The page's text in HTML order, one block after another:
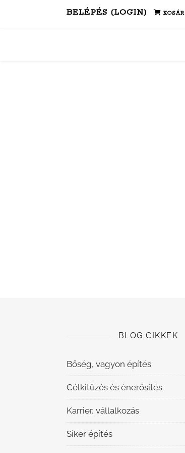
BELÉPÉS (LOGIN) KOSÁR
BLOG CIKKEK
Bőség, vagyon építés
Célkitűzés és énerősítés
Karrier, vállalkozás
Siker építés